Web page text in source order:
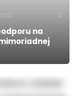
0
na